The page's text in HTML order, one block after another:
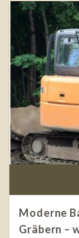
Moderne
Gräbern –